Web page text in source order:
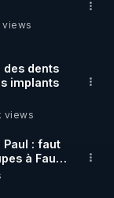
sur la
views
des dents
implants
views
Paul : faut
à Fauci
siecle ! 😒